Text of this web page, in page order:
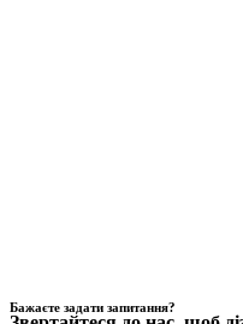
Бажаєте задати запитання?